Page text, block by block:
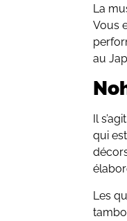
La
Vous
au
Il
qui
Les